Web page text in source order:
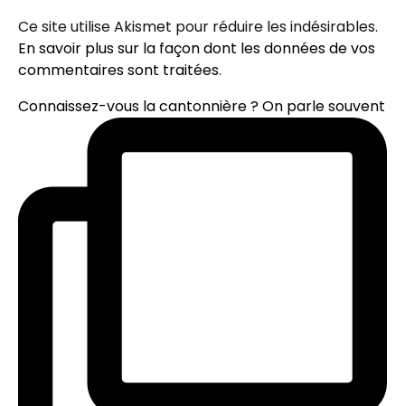
Ce site utilise Akismet pour réduire les indésirables.
En savoir plus sur la façon dont les données de vos
commentaires sont traitées.
Connaissez-vous la cantonnière ? On parle souvent